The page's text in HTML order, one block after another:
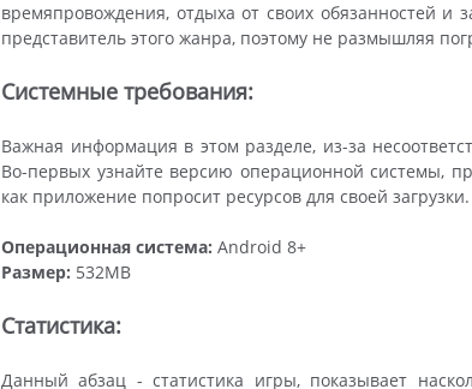
времяпровождения, отдыха от своих обязанностей
представитель этого жанра, поэтому не размышляя
Системные требования:
Важная информация в этом разделе, из-за
Во-первых узнайте версию операционной системы,
как приложение попросит ресурсов для своей загрузки.
Операционная система: Android 8+
Размер: 532MB
Статистика:
Данный абзац - статистика игры, показывает